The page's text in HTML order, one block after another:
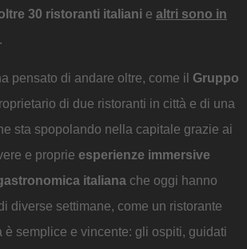
30 ristoranti italiani e altri sono in
.
pensato di andare oltre, come il Gruppo
di due ristoranti in città e di una
sta spopolando nella capitale grazie ai
e proprie esperienze immersive
italiana che oggi hanno
diverse settimane, come un ristorante
è semplice e vincente: gli ospiti, guidati